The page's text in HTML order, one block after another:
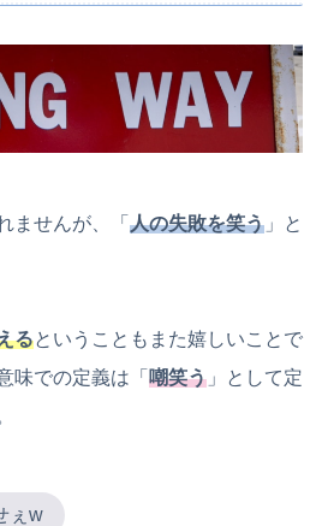
ませんが、「 人の失敗を笑う 」と
るということもまた嬉しいことで
味での定義は「 嘲笑う 」として定
ぇw